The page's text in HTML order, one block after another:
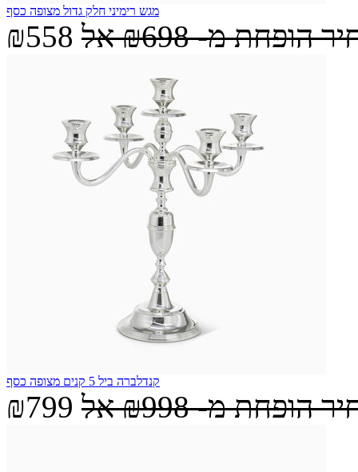
מגש רימיני חלק גדול מצופה כסף
₪558 הופחת מ-₪698 אל
קנדלברה ביל 5 קנים מצופה כסף
₪799 הופחת מ-₪998 אל